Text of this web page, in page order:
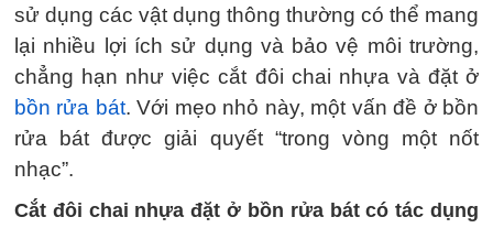
sử dụng các vật dụng thông thường có thể mang
lại nhiều lợi ích sử dụng và bảo vệ môi trường,
chẳng hạn như việc cắt đôi chai nhựa và đặt ở
bồn rửa bát. Với mẹo nhỏ này, một vấn đề ở bồn
rửa bát được giải quyết “trong vòng một nốt
nhạc”.
Cắt đôi chai nhựa đặt ở bồn rửa bát có tác dụng